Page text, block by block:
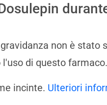
non è stato
di questo farmaco.
incinte. Ulteriori